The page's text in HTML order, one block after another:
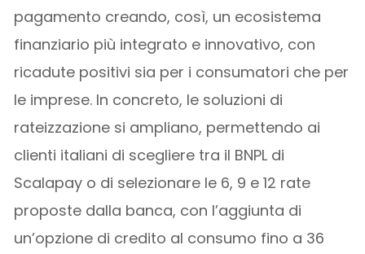
pagamento creando, così, un ecosistema
finanziario più integrato e innovativo, con
ricadute positivi sia per i consumatori che per
le imprese. In concreto, le soluzioni di
rateizzazione si ampliano, permettendo ai
clienti italiani di scegliere tra il BNPL di
Scalapay o di selezionare le 6, 9 e 12 rate
proposte dalla banca, con l’aggiunta di
un’opzione di credito al consumo fino a 36